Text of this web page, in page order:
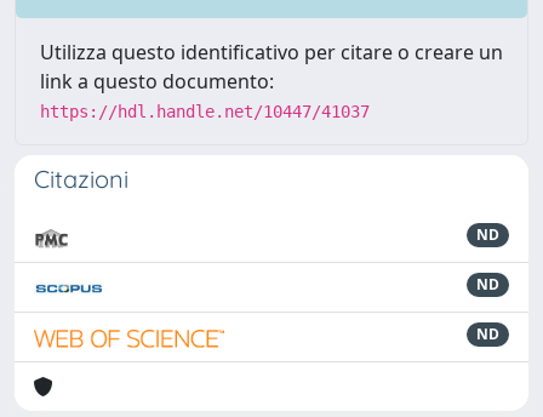
Utilizza questo identificativo per citare o creare un
link a questo documento:
https://hdl.handle.net/10447/41037
Citazioni
ND
ND
ND